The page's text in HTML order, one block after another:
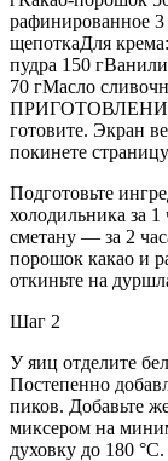
рафинированное 3
щепоткаДля
пудра 150
70 гМасло
готовите. Экран
покинете
Подготовьте
холодильника за 1
сметану — за 2
порошок какао и
откиньте на
Шаг 2
У яиц отделите
Постепенно
пиков. Добавьте
миксером на
духовку до 180 °C.